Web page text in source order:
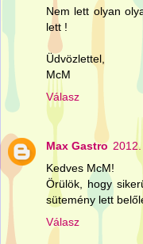
Nem lett olyan
lett !
Üdvözlettel,
McM
Válasz
Max Gastro
Kedves McM!
Örülök, hogy
sütemény lett
Válasz